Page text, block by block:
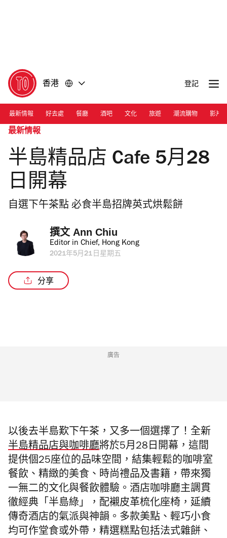
香港 登記
最新情報 好去處 餐廳 酒吧 文化 旅遊 潮流購物 影片
最新情報
半島精品店 Cafe 5月28
日開幕
自選下午茶點 必食半島招牌英式烘鬆餅
撰文 Ann Chiu
Editor in Chief, Hong Kong
2021年5月21日星期五
分享
廣告
以後去半島歎下午茶，又多一個選擇了！全新
半島精品店與咖啡廳將於5月28日開幕， 這間
提供個25座位的品味空間， 結集輕鬆的咖啡室
餐飲、精緻的美食、時尚禮品及書籍，帶來獨
一無二的文化與餐飲體驗。酒店咖啡廳主調貫
徹經典「半島綠」，配襯皮革梳化座椅， 延續
傳奇酒店的氣派與神韻。多款美點、輕巧小食
均可作堂食或外帶，精選糕點包括法式雜餅、